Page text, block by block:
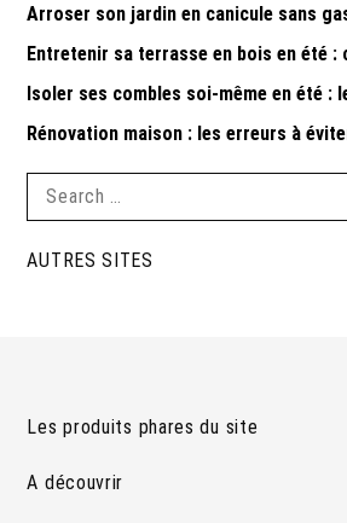
Arroser son jardin en canicule sans
Entretenir sa terrasse en bois en été :
Isoler ses combles soi-même en été :
Rénovation maison : les erreurs à
Search
AUTRES SITES
Les produits phares du site
A découvrir